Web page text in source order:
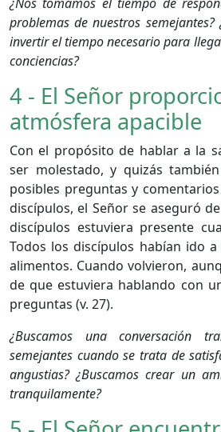
problemas de nuestros semejantes?
invertir el tiempo necesario para
conciencias?
4 - El Señor
atmósfera apacible
Con el propósito de hablar a la
ser molestado, y quizás
posibles preguntas y
discípulos, el Señor se aseguró
discípulos estuviera presente
Todos los discípulos habían ido
alimentos. Cuando volvieron,
de que estuviera hablando con
preguntas (v. 27).
¿Buscamos una conversación
semejantes cuando se trata de
angustias? ¿Buscamos crear un
tranquilamente?